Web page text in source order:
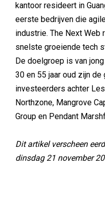
kantoor resideert in
eerste bedrijven die
industrie. The Next
snelste groeiende tech
De doelgroep is van
30 en 55 jaar oud zijn
investeerders achter
Northzone, Mangrove
Group en Pendant
Dit artikel verscheen
dinsdag 21 november